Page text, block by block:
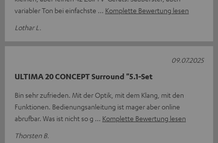
variabler Ton bei einfachste
Komplette Bewertung lesen
Lothar L.
ULTIMA 20 CONCEPT Surround "5.1-Set
Bin sehr zufrieden. Mit der Optik, mit dem Klang, mit den
Funktionen. Bedienungsanleitung ist mager aber online
abrufbar. Was ist nicht so g
Komplette Bewertung lesen
Thorsten B.
09.07.2025